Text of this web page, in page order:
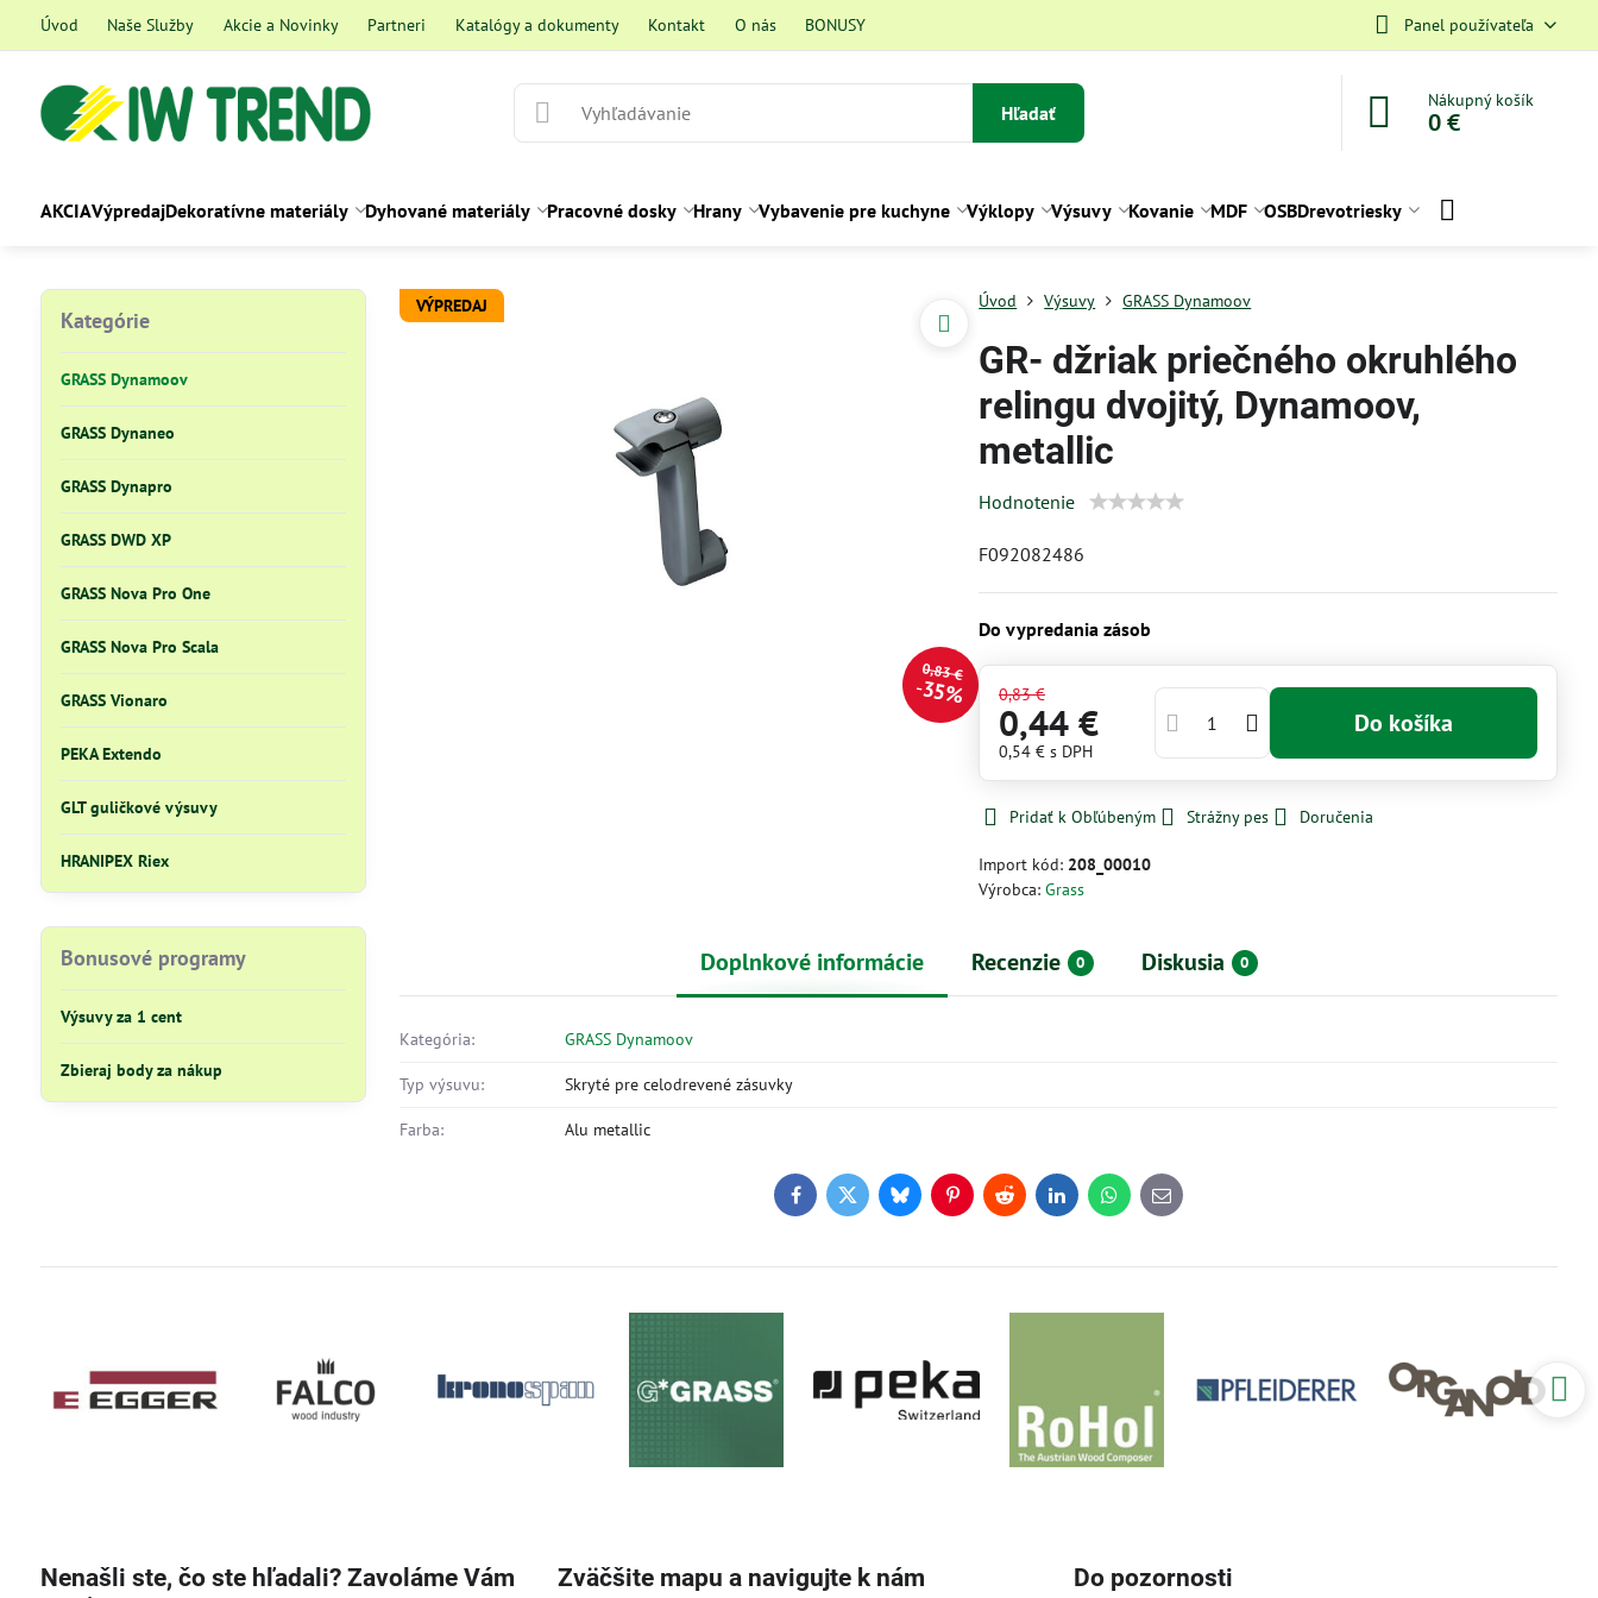
Úvod Naše Služby Akcie a Novinky Partneri Katalógy a dokumenty Kontakt O nás BONUSY Panel používateľa
Hľadať
Nákupný košík
0 €
AKCIAVýpredajDekoratívne materiály Dyhované materiály Pracovné dosky Hrany Vybavenie pre kuchyne Výklopy Výsuvy Kovanie MDF OSBDrevotriesky
VÝPREDAJ
0,83 €
35%
Úvod Výsuvy GRASS Dynamoov
GR- džriak priečného okruhlého
relingu dvojitý, Dynamoov,
metallic
Hodnotenie
F092082486
Do vypredania zásob
0,83 €
0,44 €
0,54 €s DPH
Do košíka
Pridať k Obľúbeným Strážny pes Doručenia
Import kód: 208_00010
Výrobca:Grass
Doplnkové informácie Recenzie 0 Diskusia 0
Kategória: GRASS Dynamoov
Typ výsuvu: Skryté pre celodrevené zásuvky
Farba: Alu metallic
FacebookTwitterBlueskyPinterestRedditLinkedInWhatsApp
E-
mail
Kategórie
GRASS Dynamoov
GRASS Dynaneo
GRASS Dynapro
GRASS DWD XP
GRASS Nova Pro One
GRASS Nova Pro Scala
GRASS Vionaro
PEKA Extendo
GLT guličkové výsuvy
HRANIPEX Riex
Bonusové programy
Výsuvy za 1 cent
Zbieraj body za nákup
Nenašli ste, čo ste hľadali? Zavoláme Vám
Zväčšite mapu a navigujte k nám Do pozornosti